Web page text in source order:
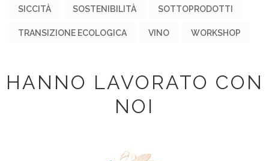
SICCITÀ SOSTENIBILITÀ SOTTOPRODOTTI
TRANSIZIONE ECOLOGICA VINO WORKSHOP
HANNO LAVORATO CON
NOI